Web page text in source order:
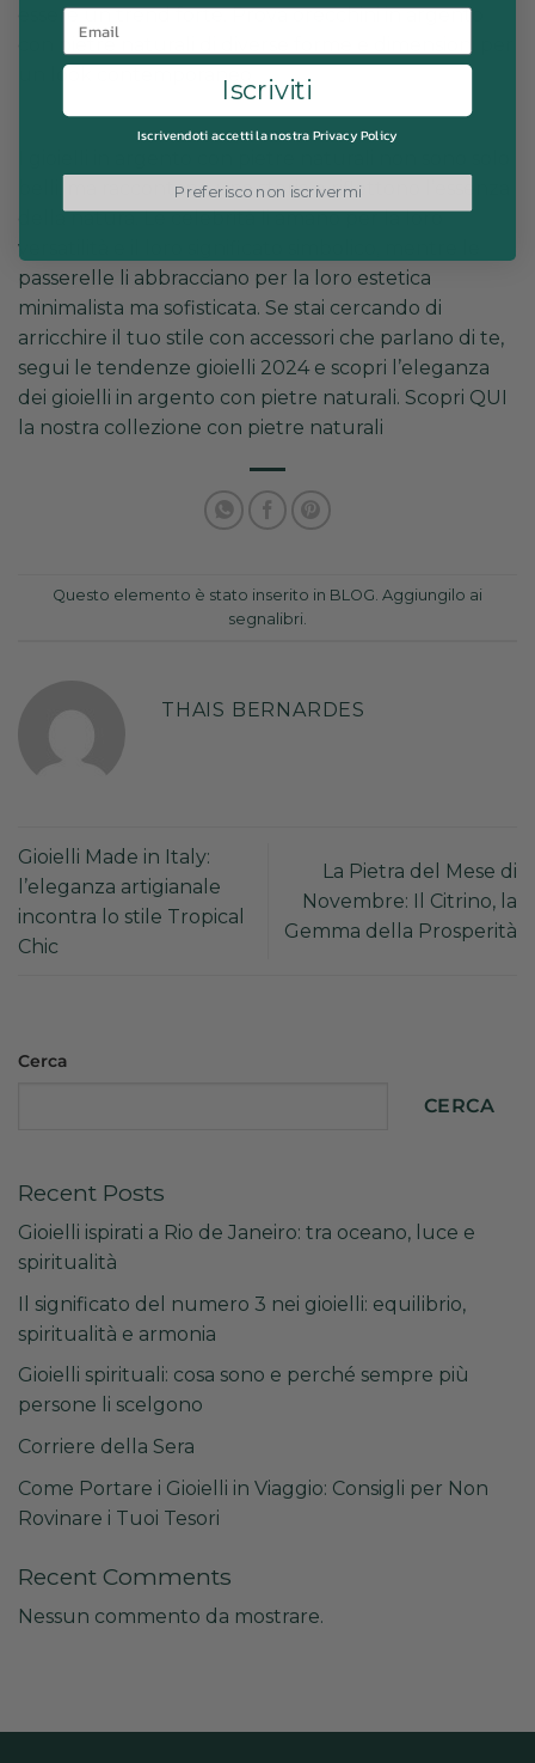
essere un trend forte. Prova orecchini in argento
con pietre naturali di diverse forme e dimensioni per
un look contemporaneo.
belli, ma raccontano una storia e riflettono l’essenza
della natura. Le celebrità li amano per la loro
versatilità e il loro significato simbolico, mentre le
passerelle li abbracciano per la loro estetica
minimalista ma sofisticata. Se stai cercando di
arricchire il tuo stile con accessori che parlano di te,
segui le tendenze gioielli 2024 e scopri l’eleganza
dei gioielli in argento con pietre naturali. Scopri QUI
la nostra collezione con pietre naturali
Questo elemento è stato inserito in BLOG . Aggiungilo ai
segnalibri
THAIS BERNARDES
Gioielli Made in Italy:
l’eleganza artigianale
incontra lo stile Tropical
Chic
La Pietra del Mese di
Novembre: Il Citrino, la
Gemma della Prosperità
Cerca
CERCA
Recent Posts
Gioielli ispirati a Rio de Janeiro: tra oceano, luce e
spiritualità
Il significato del numero 3 nei gioielli: equilibrio,
spiritualità e armonia
Gioielli spirituali: cosa sono e perché sempre più
persone li scelgono
Corriere della Sera
Come Portare i Gioielli in Viaggio: Consigli per Non
Rovinare i Tuoi Tesori
Recent Comments
Nessun commento da mostrare.
Email
Iscriviti
Iscrivendoti accetti la nostra Privacy Policy
Preferisco non iscrivermi